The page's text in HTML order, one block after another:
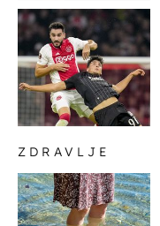
ZDRAVLJE